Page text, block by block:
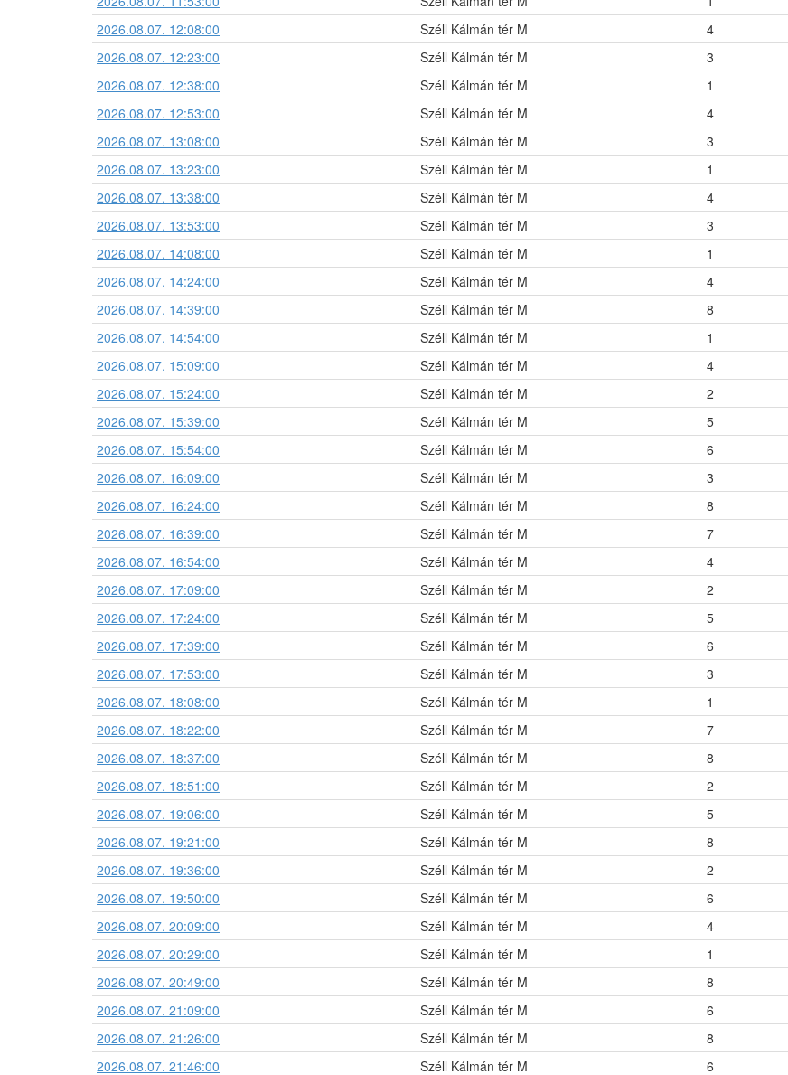
2026.08.07. 12:08:00
Széll Kálmán tér M 4
2026.08.07. 12:23:00
Széll Kálmán tér M 3
2026.08.07. 12:38:00
Széll Kálmán tér M 1
2026.08.07. 12:53:00
Széll Kálmán tér M 4
2026.08.07. 13:08:00
Széll Kálmán tér M 3
2026.08.07. 13:23:00
Széll Kálmán tér M 1
2026.08.07. 13:38:00
Széll Kálmán tér M 4
2026.08.07. 13:53:00
Széll Kálmán tér M 3
2026.08.07. 14:08:00
Széll Kálmán tér M 1
2026.08.07. 14:24:00
Széll Kálmán tér M 4
2026.08.07. 14:39:00
Széll Kálmán tér M 8
2026.08.07. 14:54:00
Széll Kálmán tér M 1
2026.08.07. 15:09:00
Széll Kálmán tér M 4
2026.08.07. 15:24:00
Széll Kálmán tér M 2
2026.08.07. 15:39:00
Széll Kálmán tér M 5
2026.08.07. 15:54:00
Széll Kálmán tér M 6
2026.08.07. 16:09:00
Széll Kálmán tér M 3
2026.08.07. 16:24:00
Széll Kálmán tér M 8
2026.08.07. 16:39:00
Széll Kálmán tér M 7
2026.08.07. 16:54:00
Széll Kálmán tér M 4
2026.08.07. 17:09:00
Széll Kálmán tér M 2
2026.08.07. 17:24:00
Széll Kálmán tér M 5
2026.08.07. 17:39:00
Széll Kálmán tér M 6
2026.08.07. 17:53:00
Széll Kálmán tér M 3
2026.08.07. 18:08:00
Széll Kálmán tér M 1
2026.08.07. 18:22:00
Széll Kálmán tér M 7
2026.08.07. 18:37:00
Széll Kálmán tér M 8
2026.08.07. 18:51:00
Széll Kálmán tér M 2
2026.08.07. 19:06:00
Széll Kálmán tér M 5
2026.08.07. 19:21:00
Széll Kálmán tér M 8
2026.08.07. 19:36:00
Széll Kálmán tér M 2
2026.08.07. 19:50:00
Széll Kálmán tér M 6
2026.08.07. 20:09:00
Széll Kálmán tér M 4
2026.08.07. 20:29:00
Széll Kálmán tér M 1
2026.08.07. 20:49:00
Széll Kálmán tér M 8
2026.08.07. 21:09:00
Széll Kálmán tér M 6
2026.08.07. 21:26:00
Széll Kálmán tér M 8
2026.08.07. 21:46:00
Széll Kálmán tér M 6